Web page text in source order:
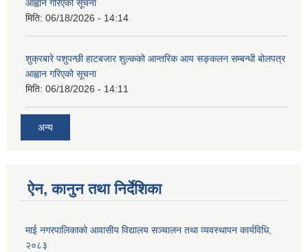
आह्वान गरिएको सूचना
मिति: 06/18/2026 - 14:14
शुक्रबारे पशुपन्छी हाटबजार शुल्कको आन्तरिक आय सङ्कलन सम्बन्धी बोलपत्र
आह्वान गरिएको सूचना
मिति: 06/18/2026 - 14:11
अन्य
ऐन, कानुन तथा निर्देशिका
माई नगरपालिकाको आवासीय विद्यालय सञ्चालन तथा व्यवस्थापन कार्यविधि,
२०८३